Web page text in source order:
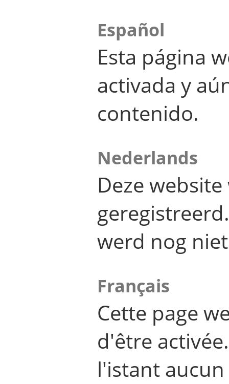
Español
Esta página
activada y
contenido.
Nederlands
Deze
werd nog
Français
Cette page
d'être
l'istant